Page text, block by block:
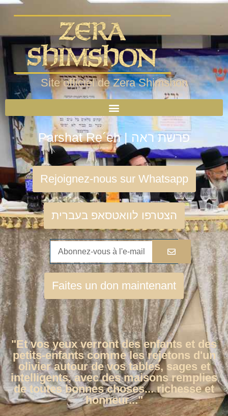
Site officiel de Zera Shimshon
Parshat Re´eh | פרשת ראה
Rejoignez-nous sur Whatsapp
הצטרפו לוואטסאפ בעברית
Faites un don maintenant
"Et vos yeux verront des enfants et des
petits-enfants comme les rejetons d'un
olivier autour de vos tables, sages et
intelligents, avec des maisons remplies
de toutes bonnes choses... richesse et
honneur..."